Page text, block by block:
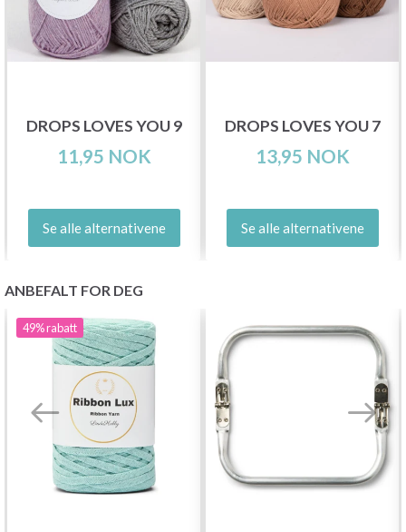
DROPS LOVES YOU 9
11,95 NOK
Se alle alternativene
DROPS LOVES YOU 7
13,95 NOK
Se alle alternativene
ANBEFALT FOR DEG
49%rabatt